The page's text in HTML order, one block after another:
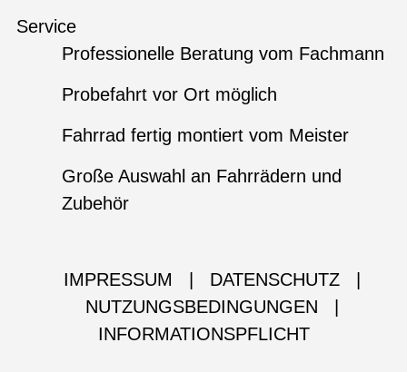
Service
Professionelle Beratung vom Fachmann
Probefahrt vor Ort möglich
Fahrrad fertig montiert vom Meister
Große Auswahl an Fahrrädern und
Zubehör
IMPRESSUM DATENSCHUTZ
NUTZUNGSBEDINGUNGEN
INFORMATIONSPFLICHT